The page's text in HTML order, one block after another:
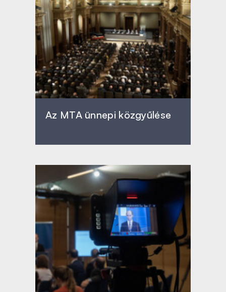
Az MTA ünnepi közgyűlése